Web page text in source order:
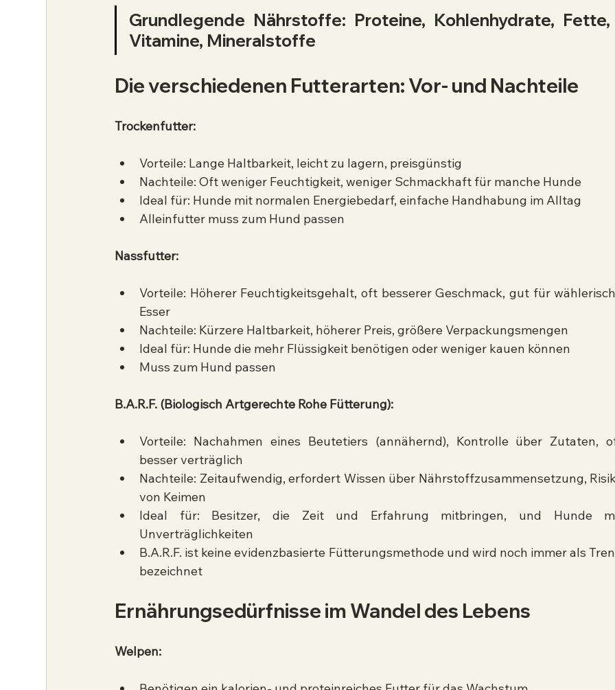
Grundlegende Nährstoffe: Proteine, Kohlenhydrate, Fette,
Vitamine, Mineralstoffe
Die verschiedenen Futterarten: Vor- und Nachteile
Trockenfutter:
Vorteile: Lange Haltbarkeit, leicht zu lagern, preisgünstig
Nachteile: Oft weniger Feuchtigkeit, weniger Schmackhaft für manche Hunde
Ideal für: Hunde mit normalen Energiebedarf, einfache Handhabung im Alltag
Alleinfutter muss zum Hund passen
Nassfutter:
Vorteile: Höherer Feuchtigkeitsgehalt, oft besserer Geschmack, gut für
Esser
Nachteile: Kürzere Haltbarkeit, höherer Preis, größere Verpackungsmengen
Ideal für: Hunde die mehr Flüssigkeit benötigen oder weniger kauen können
Muss zum Hund passen
B.A.R.F. (Biologisch Artgerechte Rohe Fütterung):
Vorteile: Nachahmen eines Beutetiers (annähernd), Kontrolle über Zutaten,
besser verträglich
Nachteile: Zeitaufwendig, erfordert Wissen über Nährstoffzusammensetzung,
von Keimen
Ideal für: Besitzer, die Zeit und Erfahrung mitbringen, und Hunde
Unverträglichkeiten
B.A.R.F. ist keine evidenzbasierte Fütterungsmethode und wird noch immer als
bezeichnet
Ernährungsedürfnisse im Wandel des Lebens
Welpen: